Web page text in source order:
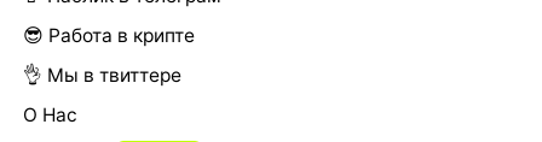
😎 Работа в крипте
👌 Мы в твиттере
О Нас